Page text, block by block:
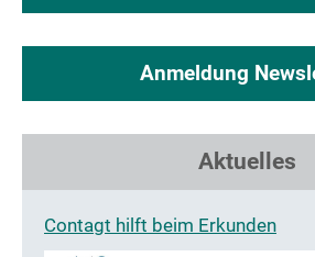
Anmeldung
Aktuelles
Contagt hilft beim Erkunden